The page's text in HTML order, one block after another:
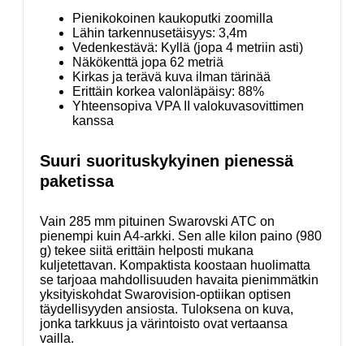
Pienikokoinen kaukoputki zoomilla
Lähin tarkennusetäisyys: 3,4m
Vedenkestävä: Kyllä (jopa 4 metriin asti)
Näkökenttä jopa 62 metriä
Kirkas ja terävä kuva ilman tärinää
Erittäin korkea valonläpäisy: 88%
Yhteensopiva VPA II valokuvasovittimen
kanssa
Suuri suorituskykyinen pienessä
paketissa
Vain 285 mm pituinen Swarovski ATC on
pienempi kuin A4-arkki. Sen alle kilon paino (980
g) tekee siitä erittäin helposti mukana
kuljetettavan. Kompaktista koostaan huolimatta
se tarjoaa mahdollisuuden havaita pienimmätkin
yksityiskohdat Swarovision-optiikan optisen
täydellisyyden ansiosta. Tuloksena on kuva,
jonka tarkkuus ja värintoisto ovat vertaansa
vailla.